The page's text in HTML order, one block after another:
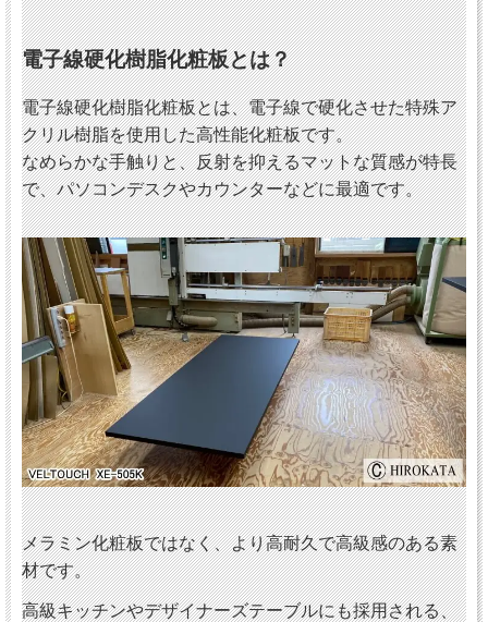
電子線硬化樹脂化粧板とは？
電子線硬化樹脂化粧板とは、電子線で硬化させた特殊ア
クリル樹脂を使用した高性能化粧板です。
なめらかな手触りと、反射を抑えるマットな質感が特長
で、パソコンデスクやカウンターなどに最適です。
メラミン化粧板ではなく、より高耐久で高級感のある素
材です。
高級キッチンやデザイナーズテーブルにも採用される、